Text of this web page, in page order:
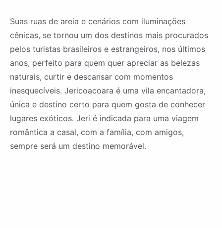
Suas ruas de areia e cenários com iluminações
cênicas, se tornou um dos destinos mais procurados
pelos turistas brasileiros e estrangeiros, nos últimos
anos, perfeito para quem quer apreciar as belezas
naturais, curtir e descansar com momentos
inesquecíveis. Jericoacoara é uma vila encantadora,
única e destino certo para quem gosta de conhecer
lugares exóticos. Jeri é indicada para uma viagem
romântica a casal, com a família, com amigos,
sempre será um destino memorável.